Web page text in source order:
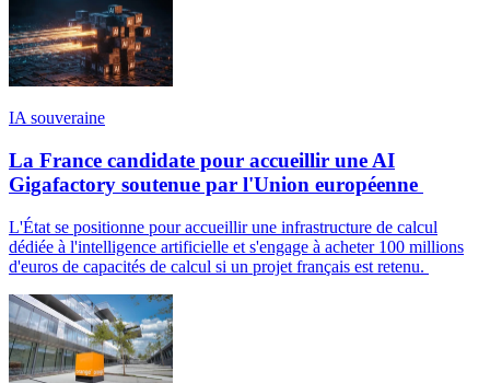
IA souveraine
La France candidate pour accueillir une AI
Gigafactory soutenue par l'Union européenne
L'État se positionne pour accueillir une infrastructure de calcul
dédiée à l'intelligence artificielle et s'engage à acheter 100 millions
d'euros de capacités de calcul si un projet français est retenu.